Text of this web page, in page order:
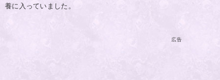
養に入っていました。
広告